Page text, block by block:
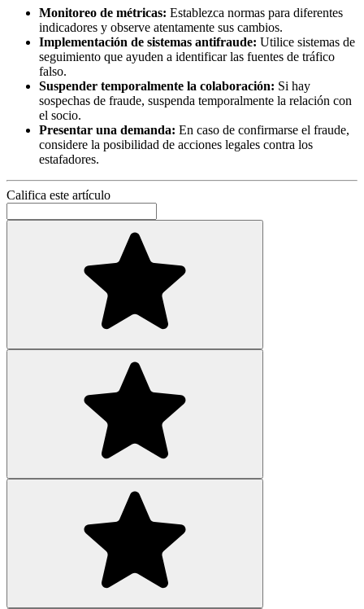
Monitoreo de métricas: Establezca normas para diferentes
indicadores y observe atentamente sus cambios.
Implementación de sistemas antifraude: Utilice sistemas de
seguimiento que ayuden a identificar las fuentes de tráfico
falso.
Suspender temporalmente la colaboración: Si hay
sospechas de fraude, suspenda temporalmente la relación con
el socio.
Presentar una demanda: En caso de confirmarse el fraude,
considere la posibilidad de acciones legales contra los
estafadores.
Califica este artículo